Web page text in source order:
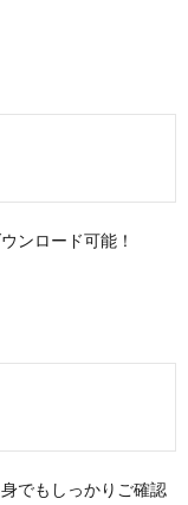
ンロード可能！
でもしっかりご確認